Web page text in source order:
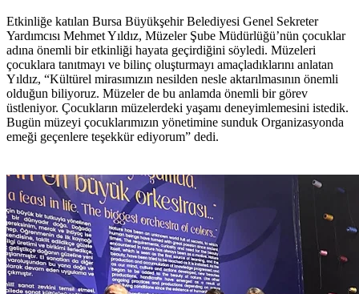
Etkinliğe katılan Bursa Büyükşehir Belediyesi Genel Sekreter
Yardımcısı Mehmet Yıldız, Müzeler Şube Müdürlüğü’nün çocuklar
adına önemli bir etkinliği hayata geçirdiğini söyledi. Müzeleri
çocuklara tanıtmayı ve bilinç oluşturmayı amaçladıklarını anlatan
Yıldız, “Kültürel mirasımızın nesilden nesle aktarılmasının önemli
olduğun biliyoruz. Müzeler de bu anlamda önemli bir görev
üstleniyor. Çocukların müzelerdeki yaşamı deneyimlemesini istedik.
Bugün müzeyi çocuklarımızın yönetimine sunduk Organizasyonda
emeği geçenlere teşekkür ediyorum” dedi.